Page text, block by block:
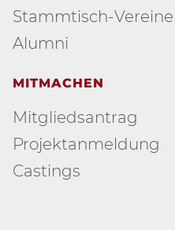
Stammtisch-Vereine
Alumni
MITMACHEN
Mitgliedsantrag
Projektanmeldung
Castings